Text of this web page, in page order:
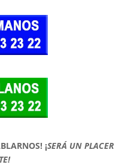
¡SERÁ UN PLACER